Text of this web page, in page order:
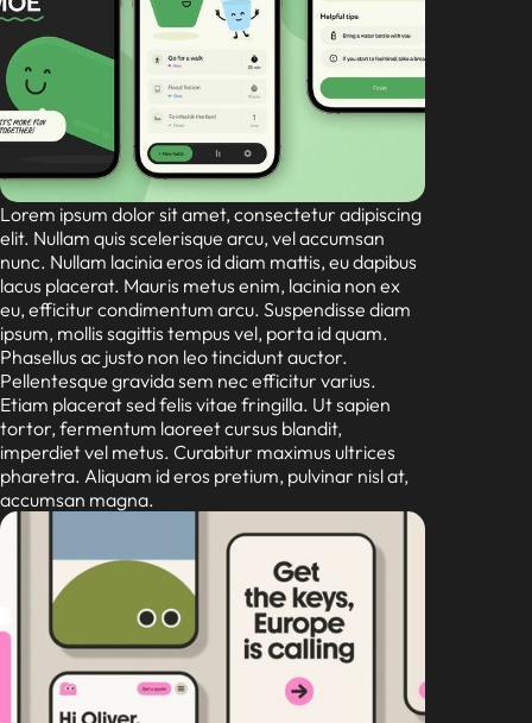
Lorem ipsum dolor sit amet, consectetur adipiscing
elit. Nullam quis scelerisque arcu, vel accumsan
nunc. Nullam lacinia eros id diam mattis, eu dapibus
lacus placerat. Mauris metus enim, lacinia non ex
eu, efficitur condimentum arcu. Suspendisse diam
ipsum, mollis sagittis tempus vel, porta id quam.
Phasellus ac justo non leo tincidunt auctor.
Pellentesque gravida sem nec efficitur varius.
Etiam placerat sed felis vitae fringilla. Ut sapien
tortor, fermentum laoreet cursus blandit,
imperdiet vel metus. Curabitur maximus ultrices
pharetra. Aliquam id eros pretium, pulvinar nisl at,
accumsan magna.